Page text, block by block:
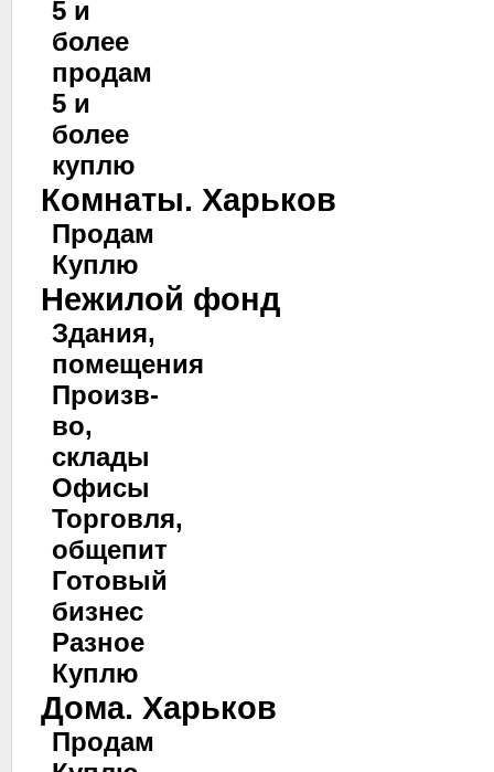
5 и
более
продам
5 и
более
куплю
Комнаты. Харьков
Продам
Куплю
Нежилой фонд
Здания,
помещения
Произв-
во,
склады
Офисы
Торговля,
общепит
Готовый
бизнес
Разное
Куплю
Дома. Харьков
Продам